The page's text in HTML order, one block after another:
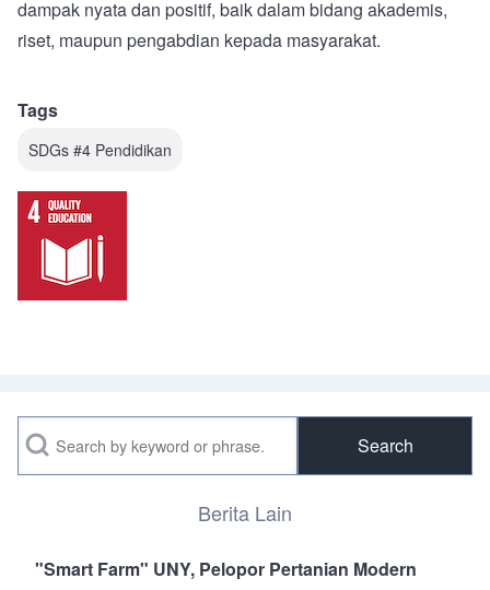
dampak nyata dan positif, baik dalam bidang akademis,
riset, maupun pengabdian kepada masyarakat.
Tags
SDGs #4 Pendidikan
Search
Berita Lain
"Smart Farm" UNY, Pelopor Pertanian Modern